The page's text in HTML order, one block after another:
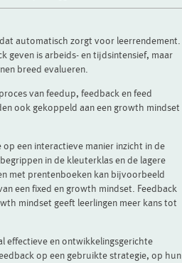
automatisch zorgt voor leerrendement.
geven is arbeids- en tijdsintensief, maar
breed evalueren.
van feedup, feedback en feed
ook gekoppeld aan een growth mindset
een interactieve manier inzicht in de
in de kleuterklas en de lagere
met prentenboeken kan bijvoorbeeld
een fixed en growth mindset. Feedback
mindset geeft leerlingen meer kans tot
effectieve en ontwikkelingsgerichte
op een gebruikte strategie, op hun